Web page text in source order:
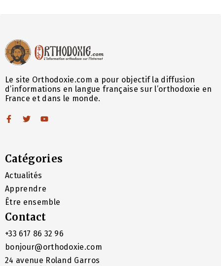
Le site Orthodoxie.com a pour objectif la diffusion
d’informations en langue française sur l’orthodoxie en
France et dans le monde.
Catégories
Actualités
Apprendre
Être ensemble
Contact
+33 617 86 32 96
bonjour@orthodoxie.com
24 avenue Roland Garros